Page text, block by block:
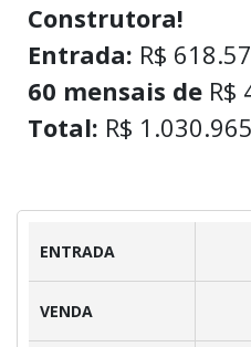
Construtora!
Entrada: R$
60 mensais de R$
Total: R$
ENTRADA
VENDA